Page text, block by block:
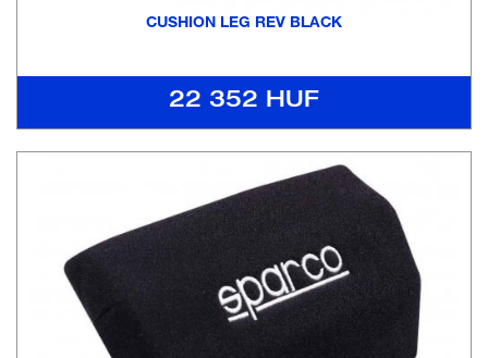
CUSHION LEG REV BLACK
22 352 HUF